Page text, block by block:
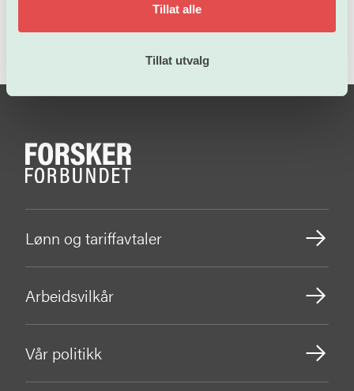
Tillat alle
Tillat utvalg
Lønn og tariffavtaler
Arbeidsvilkår
Vår politikk